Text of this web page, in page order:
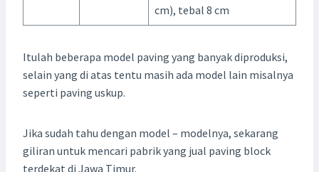
cm), tebal 8 cm
Itulah beberapa model paving yang banyak diproduksi,
selain yang di atas tentu masih ada model lain misalnya
seperti paving uskup.
Jika sudah tahu dengan model – modelnya, sekarang
giliran untuk mencari pabrik yang jual paving block
terdekat di Jawa Timur.